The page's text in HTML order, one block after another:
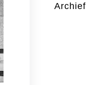
Archief